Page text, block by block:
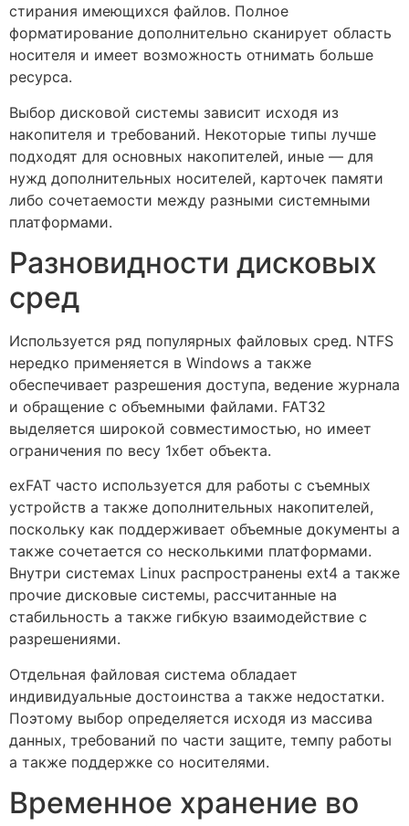
стирания имеющихся файлов. Полное
форматирование дополнительно сканирует область
носителя и имеет возможность отнимать больше
ресурса.
Выбор дисковой системы зависит исходя из
накопителя и требований. Некоторые типы лучше
подходят для основных накопителей, иные — для
нужд дополнительных носителей, карточек памяти
либо сочетаемости между разными системными
платформами.
Разновидности дисковых
сред
Используется ряд популярных файловых сред. NTFS
нередко применяется в Windows а также
обеспечивает разрешения доступа, ведение журнала
и обращение с объемными файлами. FAT32
выделяется широкой совместимостью, но имеет
ограничения по весу 1хбет объекта.
exFAT часто используется для работы с съемных
устройств а также дополнительных накопителей,
поскольку как поддерживает объемные документы а
также сочетается со несколькими платформами.
Внутри системах Linux распространены ext4 а также
прочие дисковые системы, рассчитанные на
стабильность а также гибкую взаимодействие с
разрешениями.
Отдельная файловая система обладает
индивидуальные достоинства а также недостатки.
Поэтому выбор определяется исходя из массива
данных, требований по части защите, темпу работы
а также поддержке со носителями.
Временное хранение во